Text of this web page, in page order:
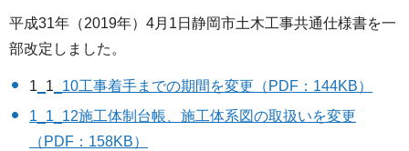
平成31年（2019年）4月1日静岡市土木工事共通仕様書を一
部改定しました。
1 1 _10工事着手までの期間を変更（PDF：144KB）
1_1_12施工体制台帳、施工体系図の取扱いを変更
（PDF：158KB）